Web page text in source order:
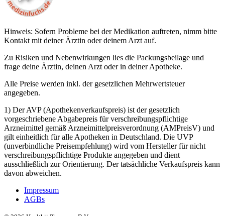
Hinweis: Sofern Probleme bei der Medikation auftreten, nimm bitte
Kontakt mit deiner Ärztin oder deinem Arzt auf.
Zu Risiken und Nebenwirkungen lies die Packungsbeilage und
frage deine Ärztin, deinen Arzt oder in deiner Apotheke.
Alle Preise werden inkl. der gesetzlichen Mehrwertsteuer
angegeben.
1) Der AVP (Apothekenverkaufspreis) ist der gesetzlich
vorgeschriebene Abgabepreis für verschreibungspflichtige
Arzneimittel gemäß Arzneimittelpreisverordnung (AMPreisV) und
gilt einheitlich für alle Apotheken in Deutschland. Die UVP
(unverbindliche Preisempfehlung) wird vom Hersteller für nicht
verschreibungspflichtige Produkte angegeben und dient
ausschließlich zur Orientierung. Der tatsächliche Verkaufspreis kann
davon abweichen.
Impressum
AGBs